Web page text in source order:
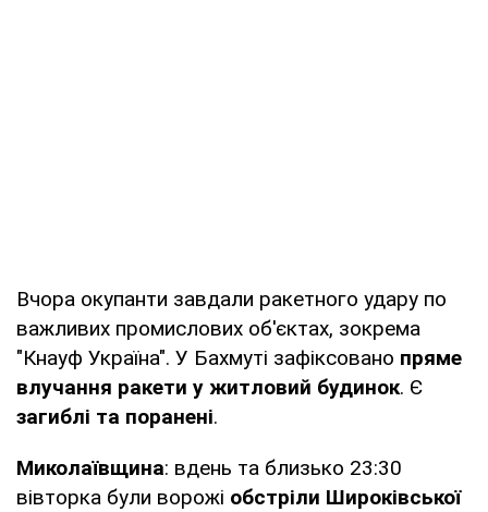
Вчора окупанти завдали ракетного удару по
важливих промислових об'єктах, зокрема
"Кнауф Україна". У Бахмуті зафіксовано пряме
влучання ракети у житловий будинок. Є
загиблі та поранені.
Миколаївщина: вдень та близько 23:30
вівторка були ворожі обстріли Широківської